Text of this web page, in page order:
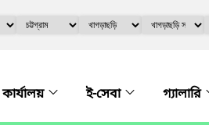
ই-সেবা গ্যালারি